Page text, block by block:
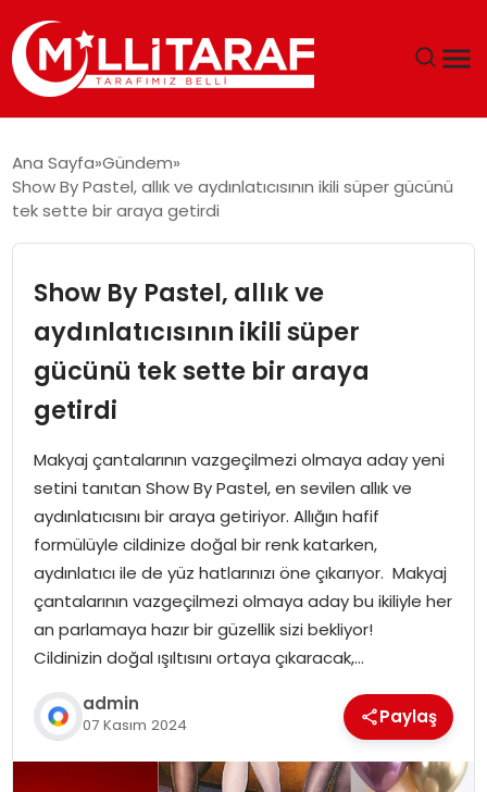
ÖZEL SAYFALAR
SPOR
SIYASET
MAGAZIN
Ana Sayfa Gündem
Show By Pastel, allık ve aydınlatıcısının ikili süper gücünü
tek sette bir araya getirdi
Show By Pastel, allık ve
aydınlatıcısının ikili süper
gücünü tek sette bir araya
getirdi
Makyaj çantalarının vazgeçilmezi olmaya aday yeni
setini tanıtan Show By Pastel, en sevilen allık ve
aydınlatıcısını bir araya getiriyor. Allığın hafif
formülüyle cildinize doğal bir renk katarken,
aydınlatıcı ile de yüz hatlarınızı öne çıkarıyor. Makyaj
çantalarının vazgeçilmezi olmaya aday bu ikiliyle her
an parlamaya hazır bir güzellik sizi bekliyor!
Cildinizin doğal ışıltısını ortaya çıkaracak,…
admin
07 Kasım 2024 Paylaş